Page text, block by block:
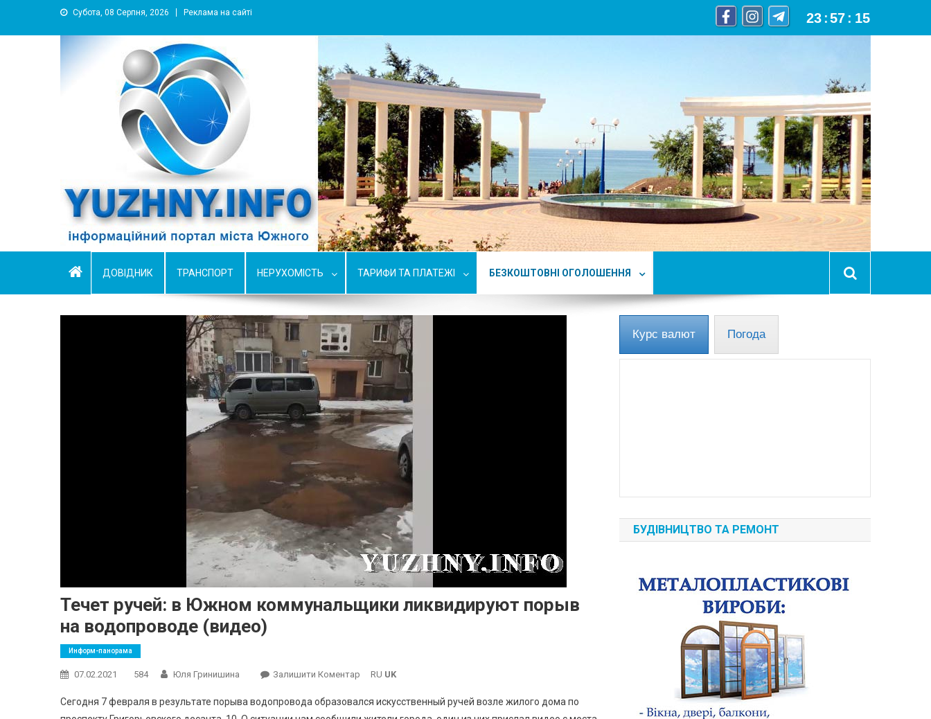
Субота, 08 Серпня, 2026 Реклама на сайті 23 :57 : 16
YUZHNY.INFO
информационный портал города Южный
ДОВІДНИК ТРАНСПОРТ НЕРУХОМІСТЬ ТАРИФИ ТА ПЛАТЕЖІ БЕЗКОШТОВНІ ОГОЛОШЕННЯ
Течет ручей: в Южном коммунальщики ликвидируют порыв
на водопроводе (видео)
Информ-панорама
07.02.2021 584 Юля Гринишина Залишити Коментар
Ручей:
RU UK
Сегодня 7 февраля в результате порыва водопровода образовался искусственный ручей возле жилого дома по
Курс валют Погода
БУДІВНИЦТВО ТА РЕМОНТ